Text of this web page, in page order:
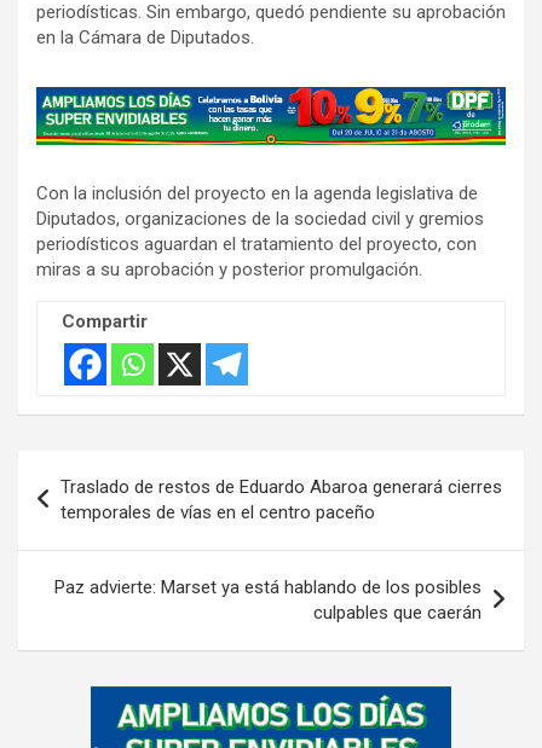
periodísticas. Sin embargo, quedó pendiente su aprobación
en la Cámara de Diputados.
A
d
e
r
t
s
m
e
t
Con la inclusión del proyecto en la agenda legislativa de
Diputados, organizaciones de la sociedad civil y gremios
periodísticos aguardan el tratamiento del proyecto, con
miras a su aprobación y posterior promulgación.
Compartir
de
entradas
Traslado de restos de Eduardo Abaroa generará cierres
temporales de vías en el centro paceño
Paz advierte: Marset ya está hablando de los posibles
culpables que caerán